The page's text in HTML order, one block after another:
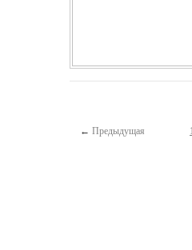
← Предыдущая